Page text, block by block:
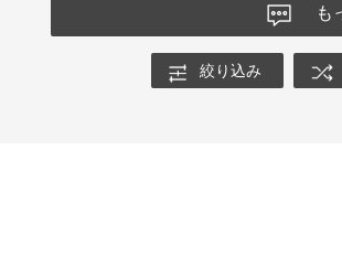
も
絞り込み